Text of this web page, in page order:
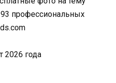
профессиональных
2026 года